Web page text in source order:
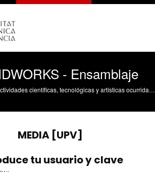
- Ensamblaje
Divulgación de las actividades científicas, tecnológicas y artísticas ocurridas en los tres campus de la UPV